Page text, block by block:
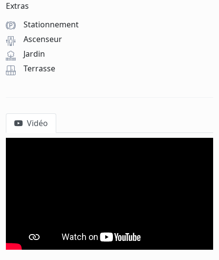
Extras
Stationnement
Ascenseur
Jardin
Terrasse
Vidéo